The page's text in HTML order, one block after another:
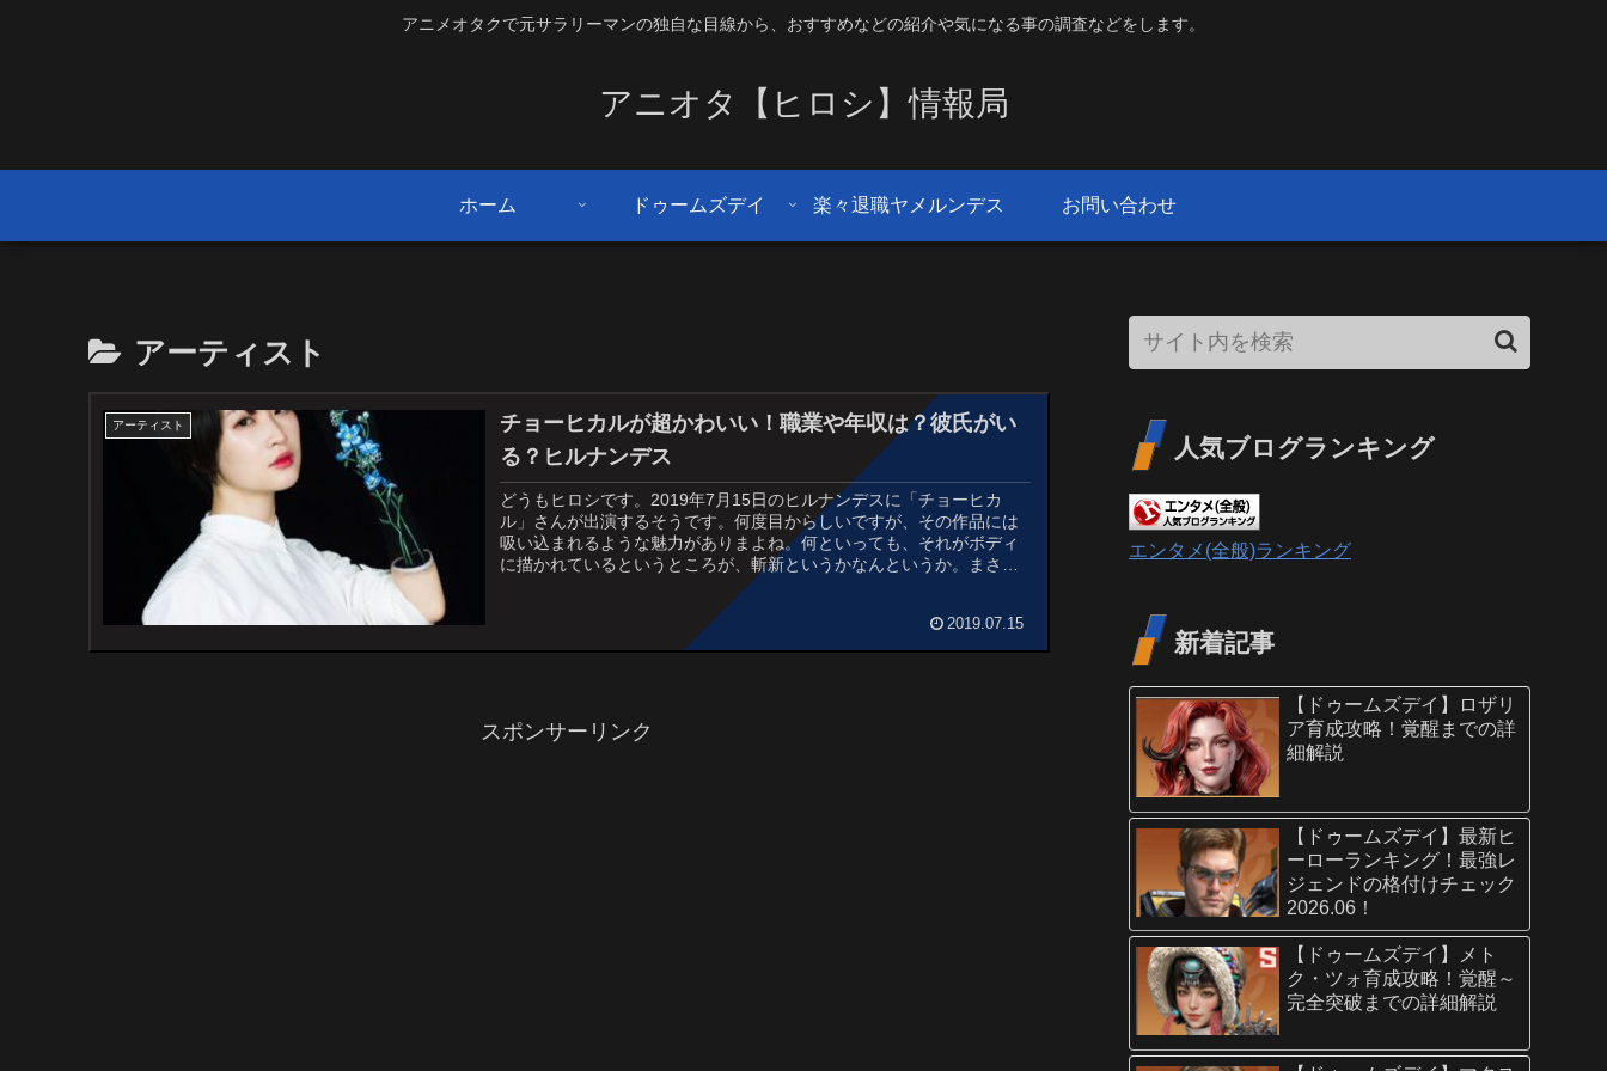
アニメオタクで元サラリーマンの独自な目線から、おすすめなどの紹介や気になる事の調査などをします。
アニオタ【ヒロシ】情報局
ホーム ドゥームズデイ 楽々退職ヤメルンデス お問い合わせ
アーティスト
アーティスト
チョーヒカルが超かわいい！職業や年収は？彼氏がい
る？ヒルナンデス
どうもヒロシです。2019年7月15日のヒルナンデスに「チョーヒカ
ル」さんが出演するそうです。何度目からしいですが、その作品には
吸い込まれるような魅力がありまよね。何といっても、それがボディ
に描かれているというところが、斬新というかなんというか。まさ
に、美人アーティストですね。因みに、トップの絵は漫...
2019.07.15
スポンサーリンク
人気ブログランキング
エンタメ(全般)ランキング
新着記事
【ドゥームズデイ】ロザリ
ア育成攻略！覚醒までの詳
細解説
【ドゥームズデイ】最新ヒ
ーローランキング！最強レ
ジェンドの格付けチェック
2026.06！
【ドゥームズデイ】メト
ク・ツォ育成攻略！覚醒～
完全突破までの詳細解説